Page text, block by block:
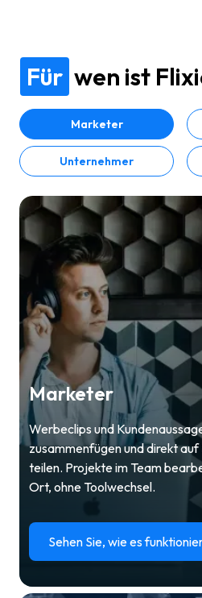
Für wen ist
Marketer
Unternehmer
Marketer
Werbeclips und
zusammenfügen und direkt
teilen. Projekte im Team
Ort, ohne Toolwechsel.
Sehen Sie, wie es